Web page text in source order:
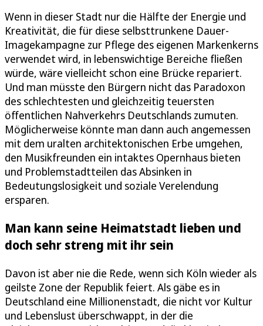
Wenn in dieser Stadt nur die Hälfte der Energie und
Kreativität, die für diese selbsttrunkene Dauer-
Imagekampagne zur Pflege des eigenen Markenkerns
verwendet wird, in lebenswichtige Bereiche fließen
würde, wäre vielleicht schon eine Brücke repariert.
Und man müsste den Bürgern nicht das Paradoxon
des schlechtesten und gleichzeitig teuersten
öffentlichen Nahverkehrs Deutschlands zumuten.
Möglicherweise könnte man dann auch angemessen
mit dem uralten architektonischen Erbe umgehen,
den Musikfreunden ein intaktes Opernhaus bieten
und Problemstadtteilen das Absinken in
Bedeutungslosigkeit und soziale Verelendung
ersparen.
Man kann seine Heimatstadt lieben und
doch sehr streng mit ihr sein
Davon ist aber nie die Rede, wenn sich Köln wieder als
geilste Zone der Republik feiert. Als gäbe es in
Deutschland eine Millionenstadt, die nicht vor Kultur
und Lebenslust überschwappt, in der die